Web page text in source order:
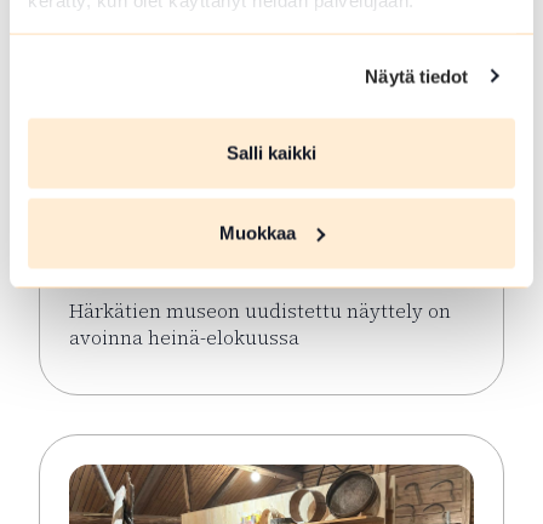
Näytä tiedot
Salli kaikki
Muokkaa
Härkätien museon uudistettu
näyttely avoinna keaällä 2026
Hämeenlinna
Härkätien museon uudistettu näyttely on
avoinna heinä-elokuussa
Lue lisää tapahtumasta Härkätien museon